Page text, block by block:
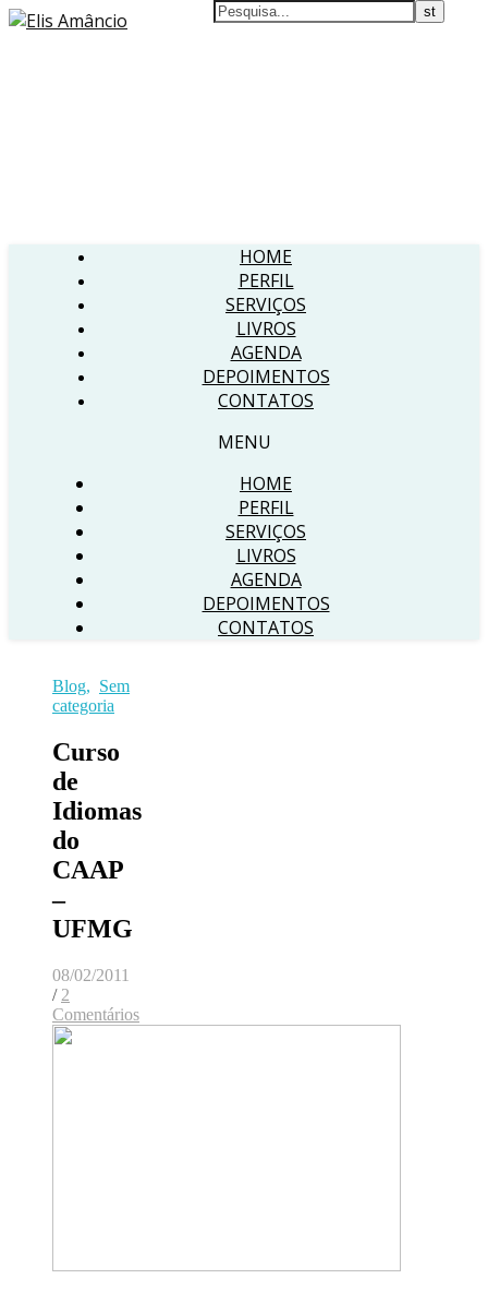
HOME
PERFIL
SERVIÇOS
LIVROS
AGENDA
DEPOIMENTOS
CONTATOS
MENU
HOME
PERFIL
SERVIÇOS
LIVROS
AGENDA
DEPOIMENTOS
CONTATOS
Blog, Sem
categoria
Curso
de
Idiomas
do
CAAP
–
UFMG
08/02/2011
/ 2
Comentários